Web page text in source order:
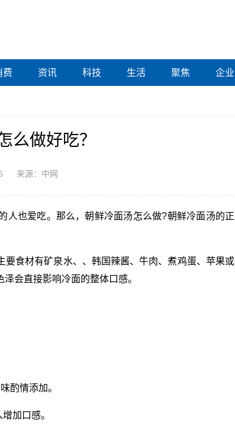
费 资讯 科技 生活 聚焦 企业
么做好吃？
来源：中网
人也爱吃。那么，朝鲜冷面汤怎么做?朝鲜冷面汤的正
食材有矿泉水、、韩国辣酱、牛肉、煮鸡蛋、苹果或
会直接影响冷面的整体口感。
酌情添加。
加口感。